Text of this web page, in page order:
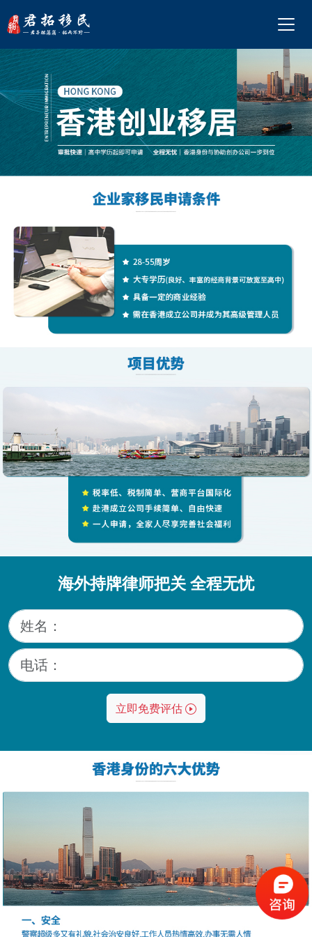
海外持牌律师把关 全程无忧
立即免费评估